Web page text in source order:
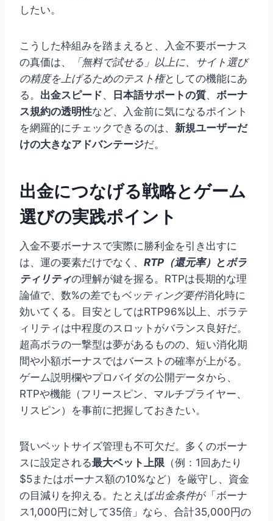
したい。
こうした枠組みを踏まえると、入金不要ボーナス
の真価は、
「無料で試せる」以上に、サイト選び
の精度を上げるためのテスト権としての機能にあ
る。 出金スピード、 日本語サポートの質、 ボーナ
ス規約の透明性など、入金前に気になるポイント
を網羅的にチェックできるのは、 新規ユーザーだ
けの大きなアドバンテージだ。
出金につなげる戦略とゲーム
選びの実践ポイント
入金不要ボーナスで実際に勝利金を引き出すに
は、運の要素だけでなく、 RTP（還元率） と ボラ
ティリティの理解が鍵を握る。RTPは長期的な理
論値で、数%の差でもベッティング要件消化時に
効いてくる。目安としてはRTP96%以上、ボラテ
ィリティは中程度のスロットがバランス良好だ。
超高ボラの一撃型は夢があるものの、短い消化期
間や小額ボーナスではバーストの確率が上がる。
ゲーム説明欄やプロバイダの公開データから、
RTPや機能（フリースピン、マルチプライヤー、
リスピン）を事前に把握しておきたい。
賢いベットサイズ管理も不可欠だ。多くのボーナ
スに設定される最大ベット上限 （例：1回あたり
$5またはボーナス額の10%など）を厳守し、資金
の目減りを抑える。たとえば出金条件が「ボーナ
ス1,000円に対して35倍」なら、合計35,000円の